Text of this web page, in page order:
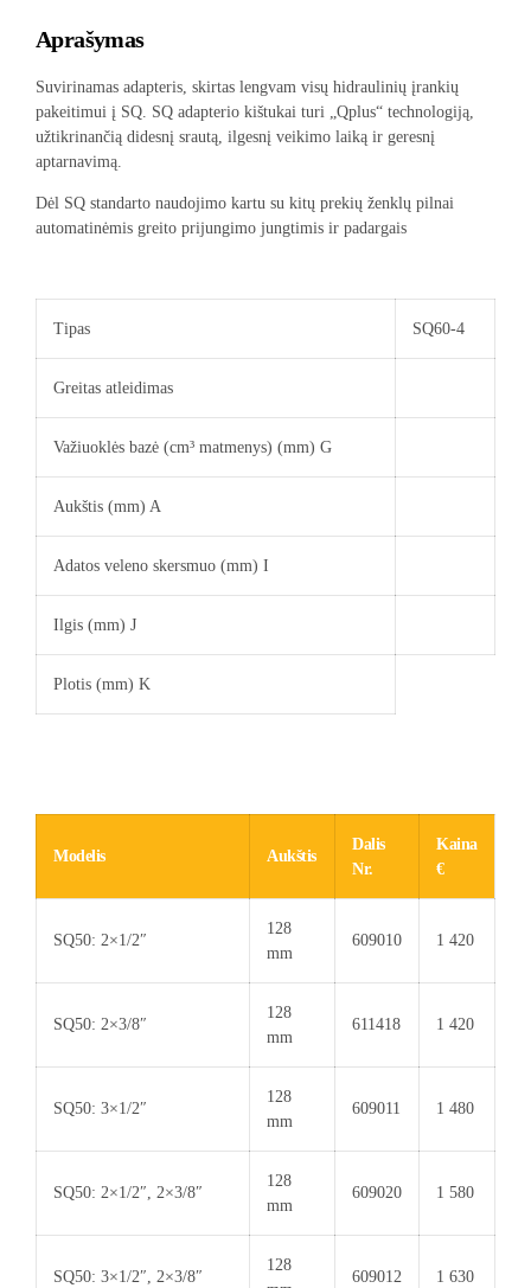
Aprašymas
Suvirinamas adapteris, skirtas lengvam visų hidraulinių įrankių
pakeitimui į SQ. SQ adapterio kištukai turi „Qplus“ technologiją,
užtikrinančią didesnį srautą, ilgesnį veikimo laiką ir geresnį
aptarnavimą.
Dėl SQ standarto naudojimo kartu su kitų prekių ženklų pilnai
automatinėmis greito prijungimo jungtimis ir padargais
Tipas SQ60-4
Greitas atleidimas
Važiuoklės bazė (cm³ matmenys) (mm) G
Aukštis (mm) A
Adatos veleno skersmuo (mm) I
Ilgis (mm) J
Plotis (mm) K
Modelis Aukštis
Dalis
Nr.
Kaina
€
SQ50: 2×1/2″
128
mm
609010 1 420
SQ50: 2×3/8″
128
mm
611418 1 420
SQ50: 3×1/2″
128
mm
609011 1 480
SQ50: 2×1/2″, 2×3/8″
128
mm
609020 1 580
SQ50: 3×1/2″, 2×3/8″
128
609012 1 630